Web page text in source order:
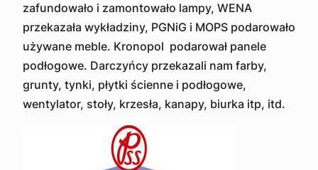
zafundowało i zamontowało lampy, WENA
przekazała wykładziny, PGNiG i MOPS podarowało
używane meble. Kronopol podarował panele
podłogowe. Darczyńcy przekazali nam farby,
grunty, tynki, płytki ścienne i podłogowe,
wentylator, stoły, krzesła, kanapy, biurka itp, itd.